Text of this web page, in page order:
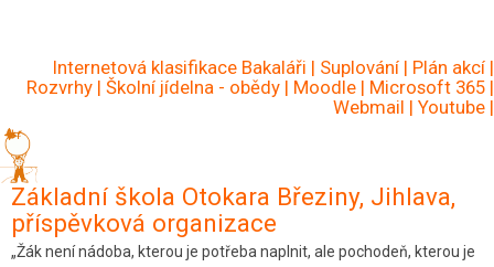
hlavnímuInternetová klasifikace Bakaláři | Suplování | Plán akcí |
Rozvrhy | Školní jídelna - obědy | Moodle | Microsoft 365 |
Webmail | Youtube |
Základní škola Otokara Březiny, Jihlava,
příspěvková organizace
„Žák není nádoba, kterou je potřeba naplnit, ale pochodeň, kterou je